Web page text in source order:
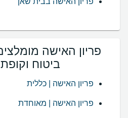
פריון האישה
ביטוח
פריון האישה | כללית
פריון האישה | מאוחדת